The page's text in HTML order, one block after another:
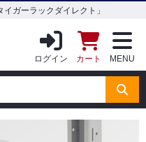
ガーラックダイレクト」
ログイン カート MENU